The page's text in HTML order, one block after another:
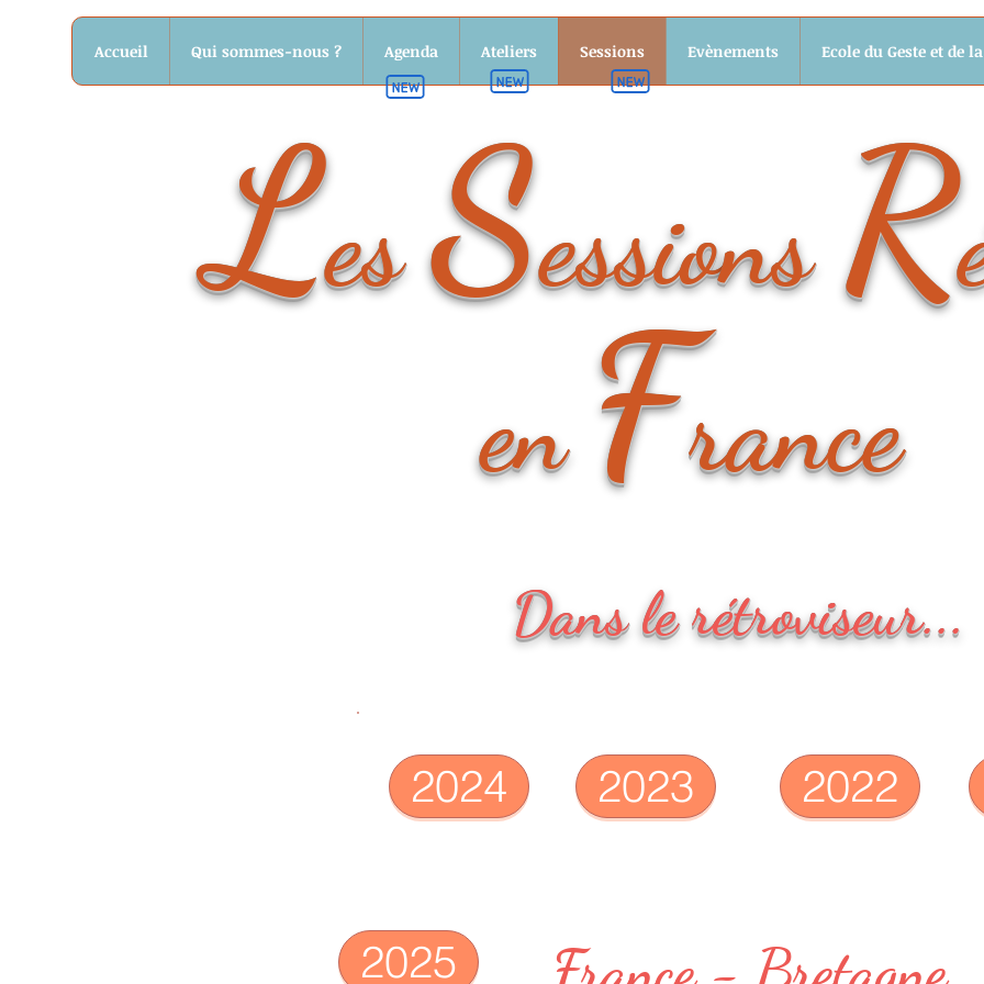
Accueil Qui sommes-nous ? Agenda Ateliers Sessions Evènements Ecole du Geste et de
LesSessionsR
en France
Dans le rétroviseur...
2024 2023 2022
2025